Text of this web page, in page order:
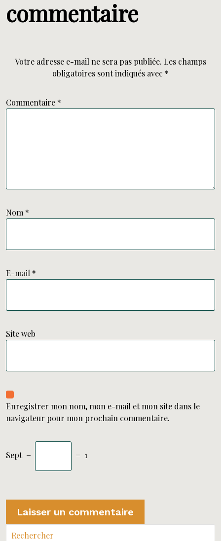
commentaire
Votre adresse e-mail ne sera pas publiée. Les champs
obligatoires sont indiqués avec *
Commentaire *
Nom *
E-mail *
Site web
Enregistrer mon nom, mon e-mail et mon site dans le
navigateur pour mon prochain commentaire.
Sept − = 1
Rechercher